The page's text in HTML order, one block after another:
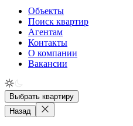
Объекты
Поиск квартир
Агентам
Контакты
О компании
Вакансии
Выбрать квартиру
Назад